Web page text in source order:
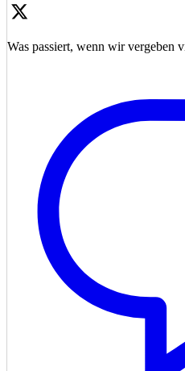
Was passiert, wenn wir vergeben